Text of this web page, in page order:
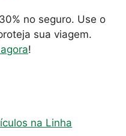
no seguro. Use o
sua viagem.
!
na Linha